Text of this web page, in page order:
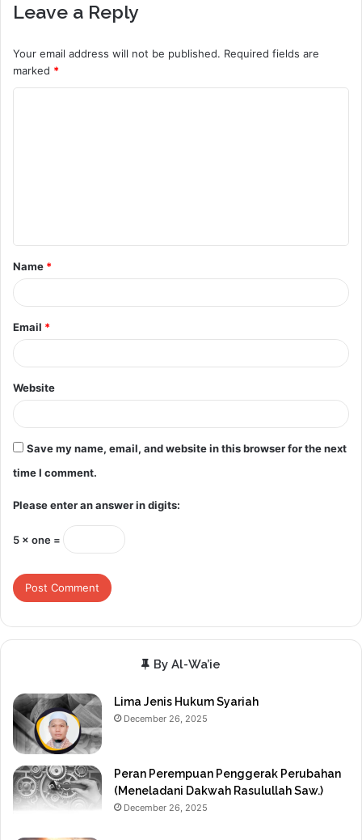
Leave a Reply
Your email address will not be published. Required fields are
marked *
t
*
Name *
Email *
Website
Save my name, email, and website in this browser for the next
time I comment.
Please enter an answer in digits:
5 × one =
By Al-Wa’ie
Lima Jenis Hukum Syariah
December 26, 2025
Peran Perempuan Penggerak Perubahan
(Meneladani Dakwah Rasulullah Saw.)
December 26, 2025